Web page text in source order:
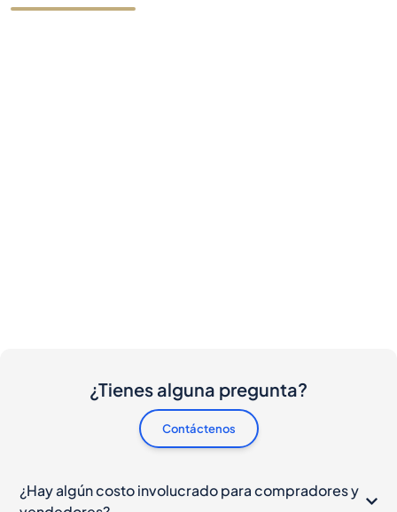
¿Tienes alguna pregunta?
Contáctenos
¿Hay algún costo involucrado para compradores y